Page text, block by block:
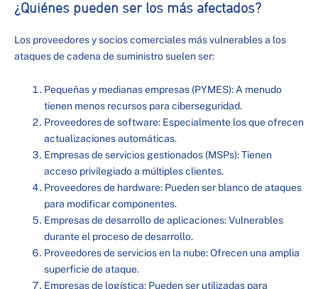
¿Quiénes pueden ser los más afectados?
Los proveedores y socios comerciales más vulnerables a los
ataques de cadena de suministro suelen ser:
Pequeñas y medianas empresas (PYMES): A menudo
tienen menos recursos para ciberseguridad.
Proveedores de software: Especialmente los que ofrecen
actualizaciones automáticas.
Empresas de servicios gestionados (MSPs): Tienen
acceso privilegiado a múltiples clientes.
Proveedores de hardware: Pueden ser blanco de ataques
para modificar componentes.
Empresas de desarrollo de aplicaciones: Vulnerables
durante el proceso de desarrollo.
Proveedores de servicios en la nube: Ofrecen una amplia
superficie de ataque.
Empresas de logística: Pueden ser utilizadas para